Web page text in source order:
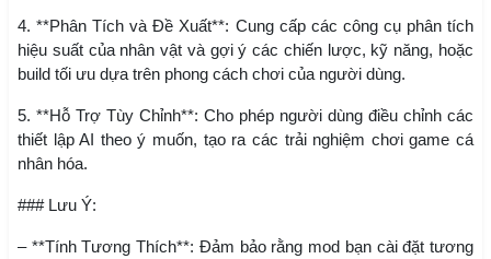
4. **Phân Tích và Đề Xuất**: Cung cấp các công cụ phân tích
hiệu suất của nhân vật và gợi ý các chiến lược, kỹ năng, hoặc
build tối ưu dựa trên phong cách chơi của người dùng.
5. **Hỗ Trợ Tùy Chỉnh**: Cho phép người dùng điều chỉnh các
thiết lập AI theo ý muốn, tạo ra các trải nghiệm chơi game cá
nhân hóa.
### Lưu Ý:
– **Tính Tương Thích**: Đảm bảo rằng mod bạn cài đặt tương